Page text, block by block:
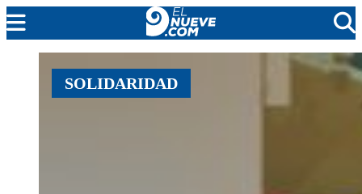
MENDOZA
CADA DÍA
SOLIDARIDAD